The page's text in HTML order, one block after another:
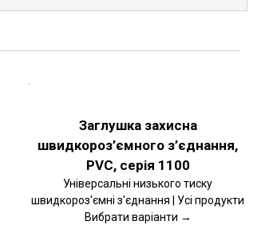
КІЛЬКА
ПАРАМЕТРИ
МОЖНА
ВИБРАТИ
НА
Заглушка захисна
швидкороз’ємного з’єднання,
PVC, серія 1100
Універсальні низького тиску
швидкороз'ємні з'єднання | Усі продукти
Вибрати варіанти →